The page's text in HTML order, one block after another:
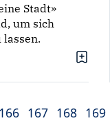
Stadt»
um sich
166 167 168 169